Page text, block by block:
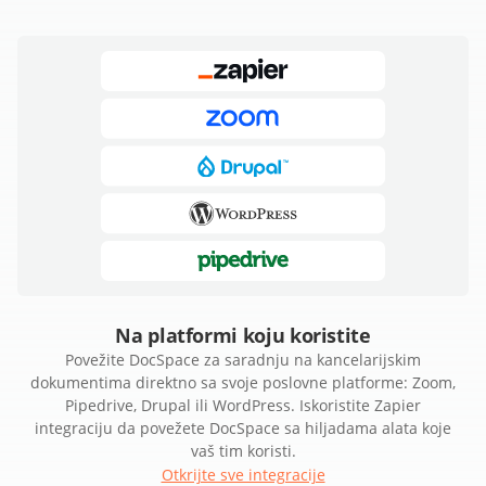
Na platformi koju koristite
Povežite DocSpace za saradnju na kancelarijskim
dokumentima direktno sa svoje poslovne platforme: Zoom,
Pipedrive, Drupal ili WordPress. Iskoristite Zapier
integraciju da povežete DocSpace sa hiljadama alata koje
vaš tim koristi.
Otkrijte sve integracije